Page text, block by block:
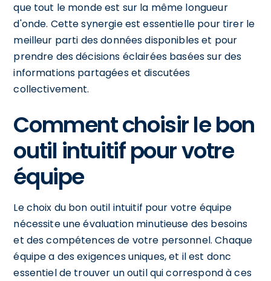
que tout le monde est sur la même longueur
d'onde. Cette synergie est essentielle pour tirer le
meilleur parti des données disponibles et pour
prendre des décisions éclairées basées sur des
informations partagées et discutées
collectivement.
Comment choisir le bon
outil intuitif pour votre
équipe
Le choix du bon outil intuitif pour votre équipe
nécessite une évaluation minutieuse des besoins
et des compétences de votre personnel. Chaque
équipe a des exigences uniques, et il est donc
essentiel de trouver un outil qui correspond à ces